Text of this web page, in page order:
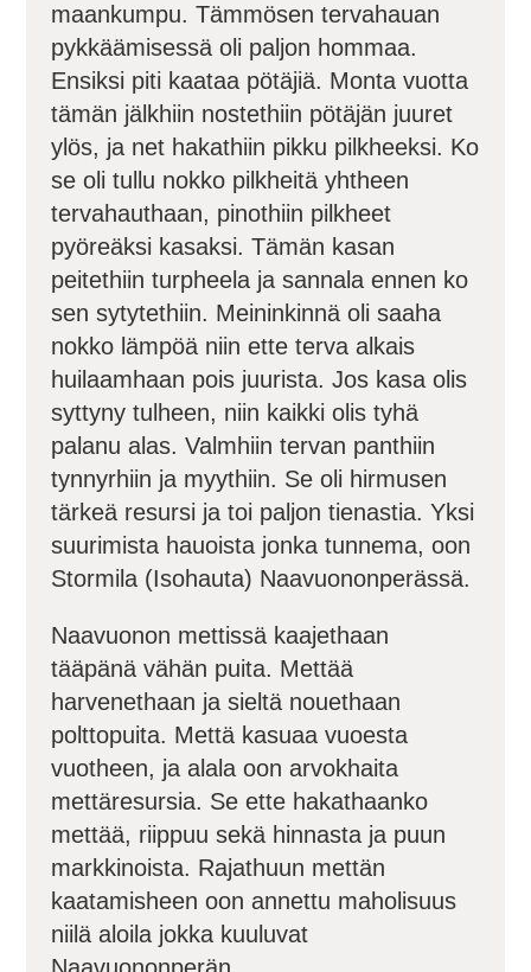
maankumpu. Tämmösen tervahauan
pykkäämisessä oli paljon hommaa.
Ensiksi piti kaataa pötäjiä. Monta vuotta
tämän jälkhiin nostethiin pötäjän juuret
ylös, ja net hakathiin pikku pilkheeksi. Ko
se oli tullu nokko pilkheitä yhtheen
tervahauthaan, pinothiin pilkheet
pyöreäksi kasaksi. Tämän kasan
peitethiin turpheela ja sannala ennen ko
sen sytytethiin. Meininkinnä oli saaha
nokko lämpöä niin ette terva alkais
huilaamhaan pois juurista. Jos kasa olis
syttyny tulheen, niin kaikki olis tyhä
palanu alas. Valmhiin tervan panthiin
tynnyrhiin ja myythiin. Se oli hirmusen
tärkeä resursi ja toi paljon tienastia. Yksi
suurimista hauoista jonka tunnema, oon
Stormila (Isohauta) Naavuononperässä.
Naavuonon mettissä kaajethaan
tääpänä vähän puita. Mettää
harvenethaan ja sieltä nouethaan
polttopuita. Mettä kasuaa vuoesta
vuotheen, ja alala oon arvokhaita
mettäresursia. Se ette hakathaanko
mettää, riippuu sekä hinnasta ja puun
markkinoista. Rajathuun mettän
kaatamisheen oon annettu maholisuus
niilä aloila jokka kuuluvat